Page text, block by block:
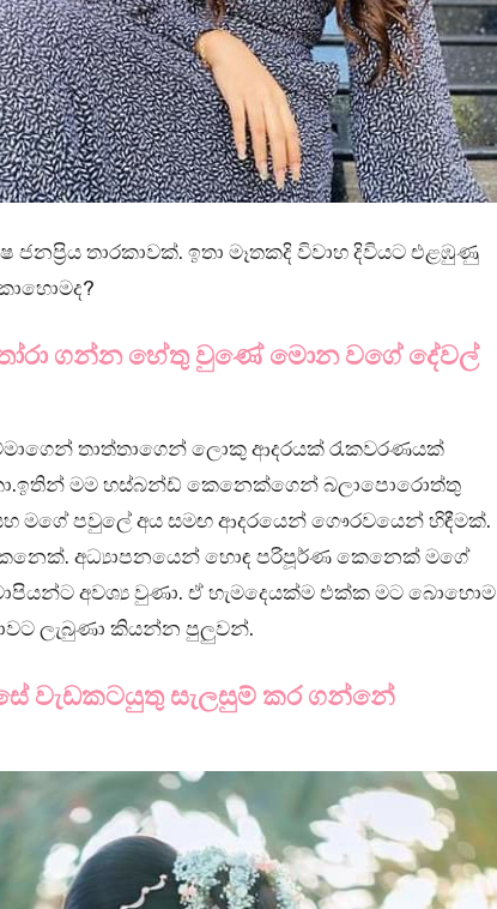
තාරකාවක්. ඉතා මෑතකදි විවාහ දිවියට එළඹුණු
ගන්න හේතු වුණේ මොන වගේ දේවල්
තාත්තාගෙන් ලොකු ආදරයක් රැකවරණයක්
මම හස්බන්ඩ් කෙනෙක්ගෙන් බලාපොරොත්තු
මගේ පවුලේ අය සමඟ ආදරයෙන් ගෞරවයෙන් හිඳීමක්.
අධ්‍යාපනයෙන් හොඳ පරිපූර්ණ කෙනෙක් මගේ
අවශ්‍ය වුණා. ඒ හැමදෙයක්ම එක්ක මට බොහොම
ලැබුණා කියන්න පුලුවන්.
වැඩකටයුතු සැලසුම් කර ගන්නේ